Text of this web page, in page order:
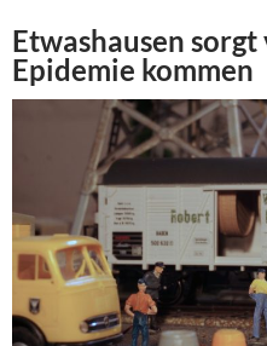
Etwashausen
Epidemie kommen